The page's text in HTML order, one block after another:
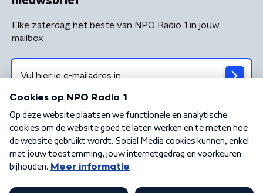
Elke zaterdag het beste van NPO Radio 1 in jouw
mailbox
Algemene voorwaarden